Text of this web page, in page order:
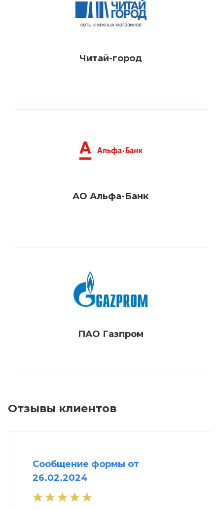
Читай-город
АО Альфа-Банк
ПАО Газпром
Отзывы клиентов
Сообщение формы от
26.02.2024